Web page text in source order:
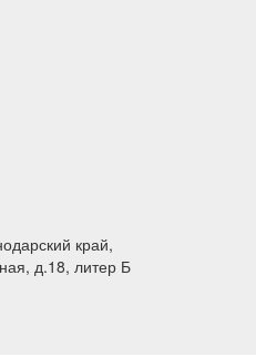
край,
д.18, литер Б